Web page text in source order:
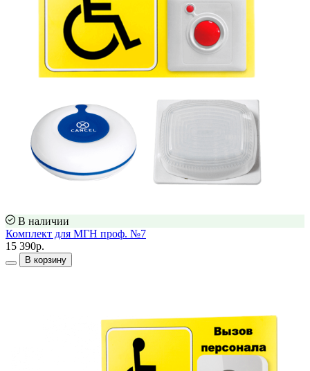
В наличии
Комплект для МГН проф. №7
15 390р.
В корзину